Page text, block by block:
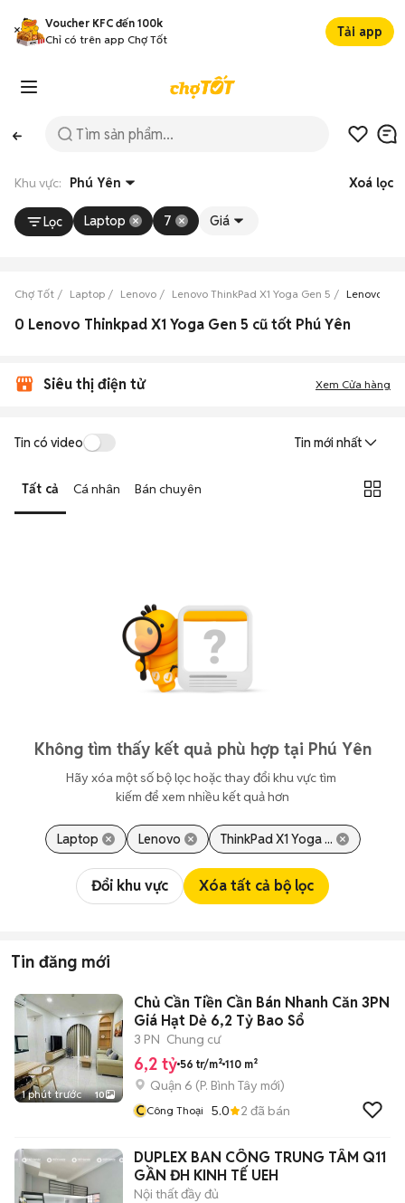
Voucher KFC đến 100k
Chỉ có trên app Chợ Tốt
Tải app
Khu vực: Phú Yên Xoá lọc
Lọc Laptop 7 Giá
Chợ Tốt Laptop Lenovo Lenovo ThinkPad X1 Yoga Gen 5 Lenovo
0 Lenovo Thinkpad X1 Yoga Gen 5 cũ tốt Phú Yên
Siêu thị điện tử Xem Cửa hàng
Tin có video Tin mới nhất
Tất cả Cá nhân Bán chuyên
Không tìm thấy kết quả phù hợp tại Phú Yên
Hãy xóa một số bộ lọc hoặc thay đổi khu vực tìm
kiếm để xem nhiều kết quả hơn
Laptop Lenovo ThinkPad X1 Yoga ...
Đổi khu vực Xóa tất cả bộ lọc
Tin đăng mới
1 phút trước 10
Chủ Cần Tiền Cần Bán Nhanh Căn 3PN
Giá Hạt Dẻ 6,2 Tỷ Bao Sổ
3 PN Chung cư
6,2 tỷ 56 tr/m² 110 m²
Quận 6 (P. Bình Tây mới)
CCông Thoại 5.0 2 đã bán
DUPLEX BAN CÔNG TRUNG TÂM Q11
GẦN ĐH KINH TẾ UEH
Nội thất đầy đủ